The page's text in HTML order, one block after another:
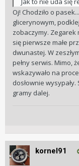
Oj! Chodziło o
glicerynowym,
zobaczymy. Zegarek
się pierwsze małe
dwunastej. W
pełny serwis. Mimo,
wskazywało na
dosłownie
gramy dalej.
kornel91